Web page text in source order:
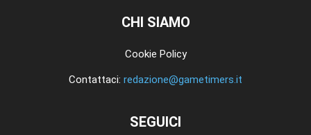
CHI SIAMO
Cookie Policy
Contattaci: redazione@gametimers.it
SEGUICI